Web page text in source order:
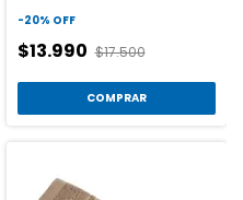
-20% OFF
$13.990 $17.500
COMPRAR